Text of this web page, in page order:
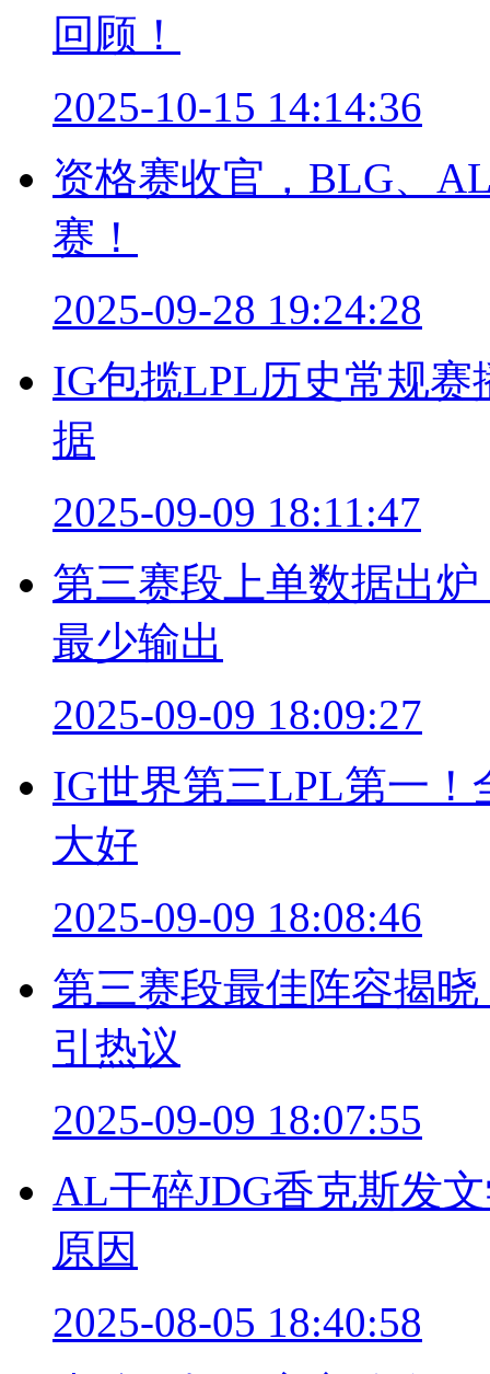
回顾！
2025-10-15 14:14:36
资格赛收官，BLG、
赛！
2025-09-28 19:24:28
IG包揽LPL历史常规
据
2025-09-09 18:11:47
第三赛段上单数据出
最少输出
2025-09-09 18:09:27
IG世界第三LPL第一
大好
2025-09-09 18:08:46
第三赛段最佳阵容揭
引热议
2025-09-09 18:07:55
AL干碎JDG香克斯发
原因
2025-08-05 18:40:58